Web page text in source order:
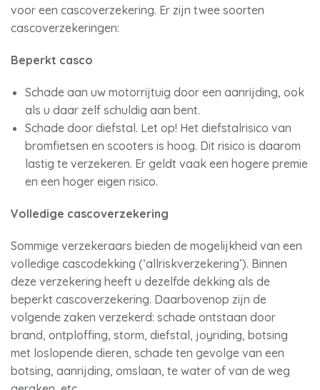
voor een cascoverzekering. Er zijn twee soorten
cascoverzekeringen:
Beperkt casco
Schade aan uw motorrijtuig door een aanrijding, ook
als u daar zelf schuldig aan bent.
Schade door diefstal. Let op! Het diefstalrisico van
bromfietsen en scooters is hoog. Dit risico is daarom
lastig te verzekeren. Er geldt vaak een hogere premie
en een hoger eigen risico.
Volledige cascoverzekering
Sommige verzekeraars bieden de mogelijkheid van een
volledige cascodekking (‘allriskverzekering’). Binnen
deze verzekering heeft u dezelfde dekking als de
beperkt cascoverzekering. Daarbovenop zijn de
volgende zaken verzekerd: schade ontstaan door
brand, ontploffing, storm, diefstal, joyriding, botsing
met loslopende dieren, schade ten gevolge van een
botsing, aanrijding, omslaan, te water of van de weg